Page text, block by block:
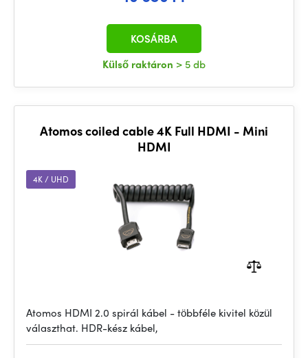
Külső raktáron > 5 db
KOSÁRBA
Atomos coiled cable 4K Full HDMI - Mini
HDMI
4K / UHD
Atomos HDMI 2.0 spirál kábel - többféle kivitel közül
választhat. HDR-kész kábel,